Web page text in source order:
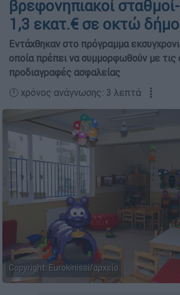
βρεφονηπιακοί
1,3 εκατ.€ σε οκτώ
Εντάχθηκαν στο πρόγραµµα
οποία πρέπει να συµµορφωθούν µε τις
προδιαγραφές ασφαλείας
🕛 χρόνος ανάγνωσης: 3 λεπτά ┋
Copyright: Eurokinissi/αρχείο